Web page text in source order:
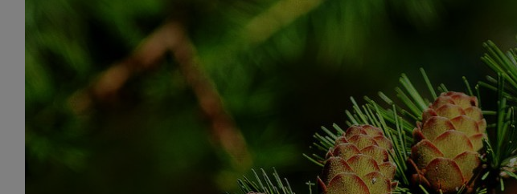
http://www.sagier.pl/
Jeżeli wyrazisz zgodę, o którą wyżej prosimy,
Zaufani Partnerzy. Listę Zaufanych Partnerów
prywatnościi tam też zmodyfikować lub cofnąć
Podstawa i cel przetwarzania
Twoje dane przetwarzamy w następujących celach:
1. Jeśli zawieramy z Tobą umowę o realizację
z jednym z naszych serwisów w oparciu o treść